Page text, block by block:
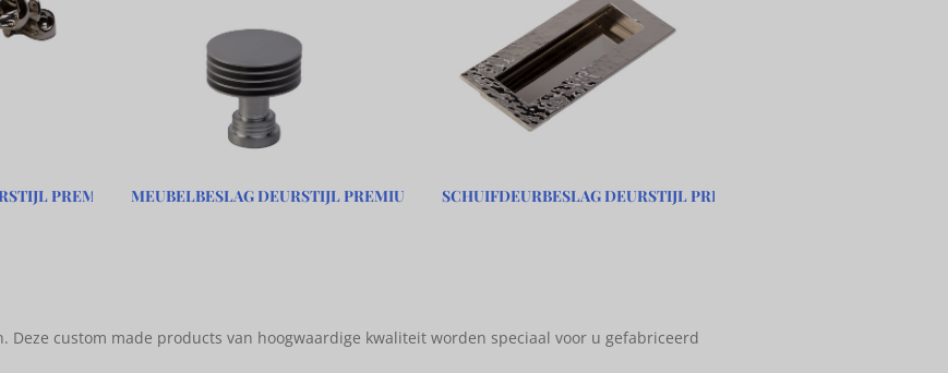
PREMIUM MEUBELBESLAG DEURSTIJL PREMIUM SCHUIFDEURBESLAG DEURSTIJL PREMIUM
custom made products van hoogwaardige kwaliteit worden speciaal voor u gefabriceerd